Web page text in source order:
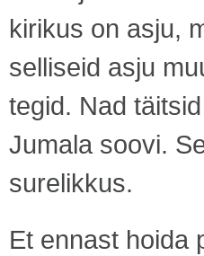
kirikus on asju,
selliseid asju
tegid. Nad
Jumala soovi.
surelikkus.
Et ennast hoida